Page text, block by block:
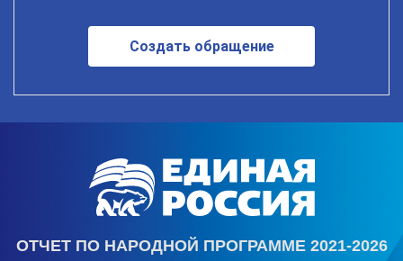
Создать обращение
ОТЧЕТ ПО НАРОДНОЙ ПРОГРАММЕ 2021-2026